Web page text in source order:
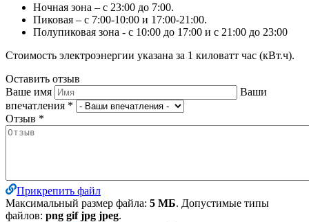
Ночная зона – с 23:00 до 7:00.
Пиковая – с 7:00-10:00 и 17:00-21:00.
Полупиковая зона - с 10:00 до 17:00 и с 21:00 до 23:00
Стоимость электроэнергии указана за 1 киловатт час (кВт.ч).
Оставить отзыв
Ваше имя
Ваши
впечатления *
Отзыв *
Прикрепить файл
Максимальный размер файла: 5 МБ. Допустимые типы
файлов: png gif jpg jpeg.